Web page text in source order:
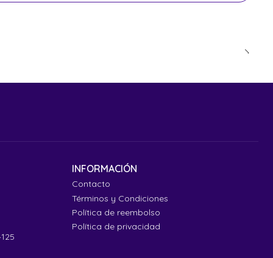
INFORMACIÓN
Contacto
Términos y Condiciones
Política de reembolso
Política de privacidad